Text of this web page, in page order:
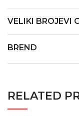
VELIKI BROJEVI
BREND
RELATED